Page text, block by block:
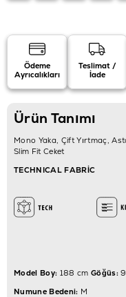
Ödeme
Ayrıcalıkları
Teslimat /
İade
Ürün Tanımı
Mono Yaka, Çift Yırtmaç,
Slim Fit Ceket
TECHNICAL FABRİC
Model Boy: 188 cm Göğüs:
Numune Bedeni: M